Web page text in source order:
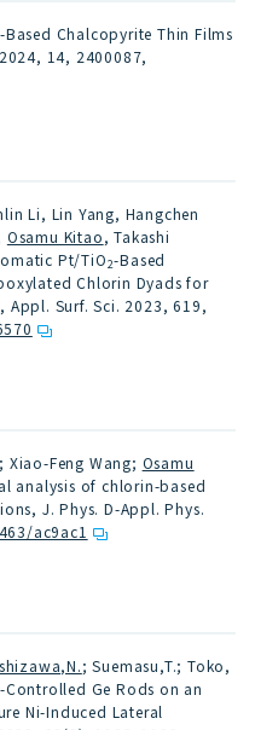
Chalcopyrite Thin Films
14, 2400087,
Li, Lin Yang, Hangchen
Osamu Kitao, Takashi
Pt/TiO2-Based
Chlorin Dyads for
Surf. Sci. 2023, 619,
Xiao-Feng Wang; Osamu
analysis of chlorin-based
J. Phys. D-Appl. Phys.
ac9ac1
; Suemasu,T.; Toko,
Ge Rods on an
Ni-Induced Lateral